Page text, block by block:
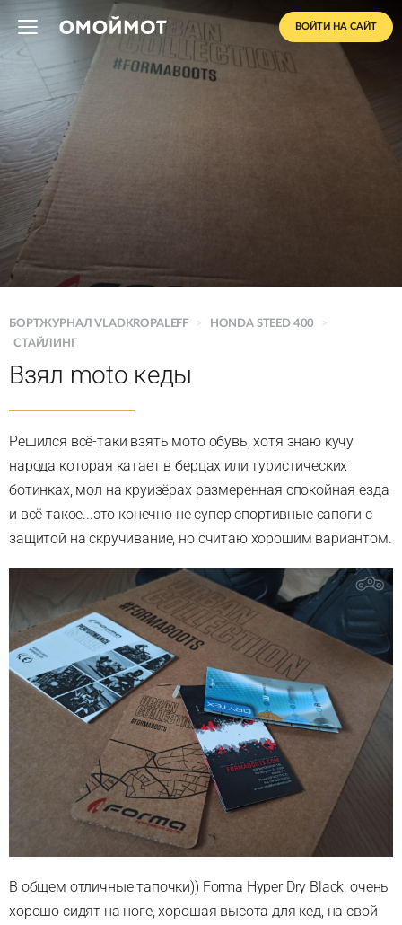
ВОЙТИ НА САЙТ
БОРТЖУРНАЛ VLADKROPALEFF > HONDA STEED 400
>
СТАЙЛИНГ
Взял moto кеды
Решился всё-таки взять мото обувь, хотя знаю кучу
народа которая катает в берцах или туристических
ботинках, мол на круизёрах размеренная спокойная езда
и всё такое...это конечно не супер спортивные сапоги с
защитой на скручивание, но считаю хорошим вариантом.
В общем отличные тапочки)) Forma Hyper Dry Black, очень
хорошо сидят на ноге, хорошая высота для кед, на свой